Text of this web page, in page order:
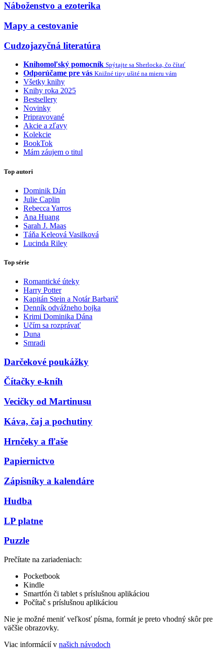
Náboženstvo a ezoterika
Mapy a cestovanie
Cudzojazyčná literatúra
Knihomoľský pomocník Spýtajte sa Sherlocka, čo čítať
Odporúčame pre vás Knižné tipy ušité na mieru vám
Všetky knihy
Knihy roka 2025
Bestsellery
Novinky
Pripravované
Akcie a zľavy
Kolekcie
BookTok
Mám záujem o titul
Top autori
Dominik Dán
Julie Caplin
Rebecca Yarros
Ana Huang
Sarah J. Maas
Táňa Keleová Vasilková
Lucinda Riley
Top série
Romantické úteky
Harry Potter
Kapitán Stein a Notár Barbarič
Denník odvážneho bojka
Krimi Dominika Dána
Učím sa rozprávať
Duna
Smradi
Darčekové poukážky
Čítačky e-kníh
Vecičky od Martinusu
Káva, čaj a pochutiny
Hrnčeky a fľaše
Papiernictvo
Zápisníky a kalendáre
Hudba
LP platne
Puzzle
Prečítate na zariadeniach:
Pocketbook
Kindle
Smartfón či tablet s príslušnou aplikáciou
Počítač s príslušnou aplikáciou
Nie je možné meniť veľkosť písma, formát je preto vhodný skôr pre
väčšie obrazovky.
Viac informácií v našich návodoch